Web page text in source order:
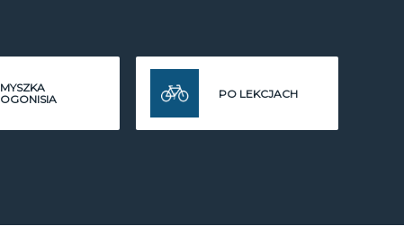
MYSZKA
OGONISIA
PO LEKCJACH